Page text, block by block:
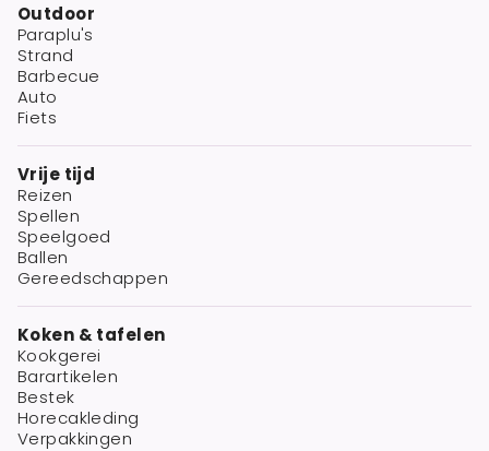
Outdoor
Paraplu's
Strand
Barbecue
Auto
Fiets
Vrije tijd
Reizen
Spellen
Speelgoed
Ballen
Gereedschappen
Koken & tafelen
Kookgerei
Barartikelen
Bestek
Horecakleding
Verpakkingen